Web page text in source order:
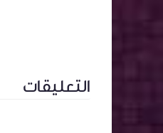
التعليقات